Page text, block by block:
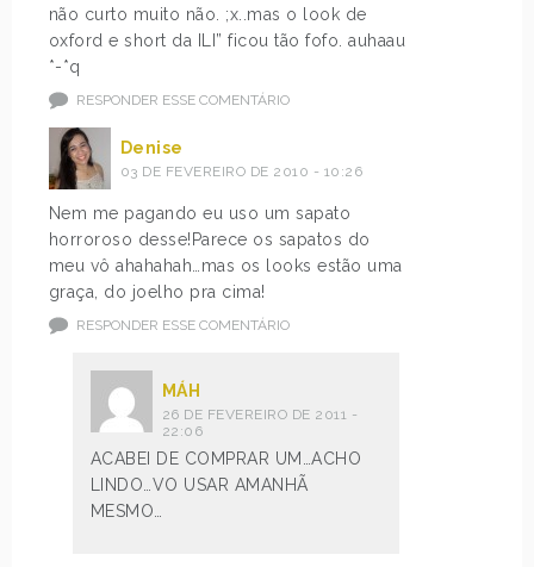
não curto muito não. ;x..mas o look de
oxford e short da ILI” ficou tão fofo. auhaau
*-*q
RESPONDER ESSE COMENTÁRIO
Denise
03 DE FEVEREIRO DE 2010 - 10:26
Nem me pagando eu uso um sapato
horroroso desse!Parece os sapatos do
meu vô ahahahah…mas os looks estão uma
graça, do joelho pra cima!
RESPONDER ESSE COMENTÁRIO
MÁH
26 DE FEVEREIRO DE 2011 -
22:06
ACABEI DE COMPRAR UM…ACHO
LINDO…VO USAR AMANHÃ
MESMO…